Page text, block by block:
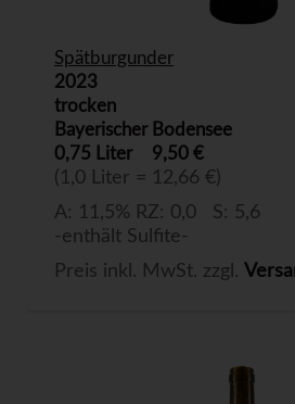
Spätburgunder
2023
trocken
Bayerischer Bodensee
0,75 Liter
9,50 €
(1,0 Liter = 12,66 €)
A: 11,5% RZ: 0,0 S: 5,6
-enthält Sulfite-
Preis inkl. MwSt. zzgl.